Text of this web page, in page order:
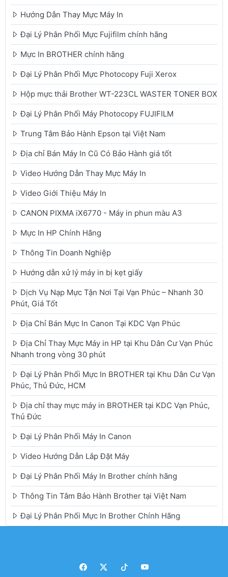
Hướng Dẫn Thay Mực Máy In
Đại Lý Phân Phối Mực Fujifilm chính hãng
Mực In BROTHER chính hãng
Đại Lý Phân Phối Mực Photocopy Fuji Xerox
Hộp mực thải Brother WT-223CL WASTER TONER BOX
Đại Lý Phân Phối Máy Photocopy FUJIFILM
Trung Tâm Bảo Hành Epson tại Việt Nam
Địa chỉ Bán Máy In Cũ Có Bảo Hành giá tốt
Video Hướng Dẫn Thay Mực Máy In
Video Giới Thiệu Máy In
CANON PIXMA iX6770 - Máy in phun màu A3
Mực In HP Chính Hãng
Thông Tin Doanh Nghiệp
Hướng dẫn xử lý máy in bị kẹt giấy
Dịch Vụ Nạp Mực Tận Nơi Tại Vạn Phúc – Nhanh 30
Phút, Giá Tốt
Địa Chỉ Bán Mực In Canon Tại KDC Vạn Phúc
Địa Chỉ Thay Mực Máy in HP tại Khu Dân Cư Vạn Phúc
Nhanh trong vòng 30 phút
Đại Lý Phân Phối Mực In BROTHER tại Khu Dân Cư Vạn
Phúc, Thủ Đức, HCM
Địa chỉ thay mực máy in BROTHER tại KDC Vạn Phúc,
Thủ Đức
Đại Lý Phân Phối Máy In Canon
Video Hướng Dẫn Lắp Đặt Máy
Đại Lý Phân Phối Máy In Brother chính hãng
Thông Tin Tâm Bảo Hành Brother tại Việt Nam
Đại Lý Phân Phối Mực In Brother Chính Hãng